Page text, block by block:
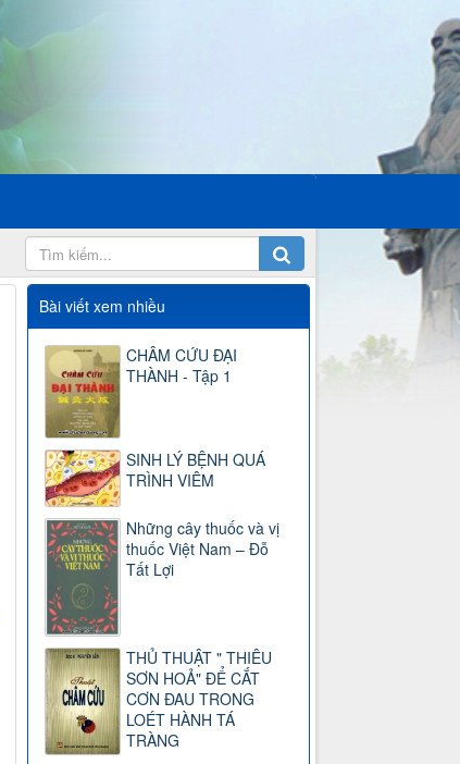
Bài viết xem nhiều
CHÂM CỨU ĐẠI
THÀNH - Tập 1
SINH LÝ BỆNH QUÁ
TRÌNH VIÊM
Những cây thuốc và vị
thuốc Việt Nam – Đỗ
Tất Lợi
THỦ THUẬT " THIÊU
SƠN HOẢ" ĐỂ CẮT
CƠN ĐAU TRONG
LOÉT HÀNH TÁ
TRÀNG